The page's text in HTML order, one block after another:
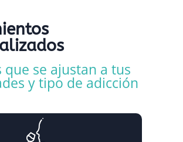
que se ajustan a tus
y tipo de adicción